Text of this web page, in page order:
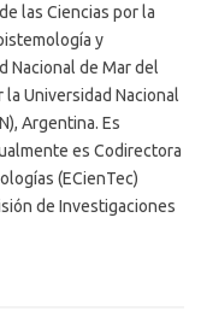
las Ciencias por la
y
Nacional de Mar del
la Universidad Nacional
Argentina. Es
es Codirectora
(ECienTec)
de Investigaciones